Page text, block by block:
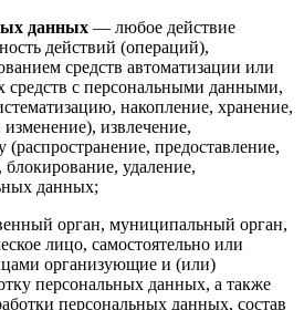
данных — любое действие
действий (операций),
средств автоматизации или
средств с персональными данными,
накопление, хранение,
извлечение,
(распространение, предоставление,
удаление,
данных;
орган, муниципальный орган,
лицо, самостоятельно или
организующие и (или)
персональных данных, а также
персональных данных, состав